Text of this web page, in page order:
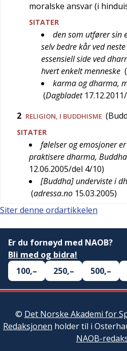
moralske ansvar (i
SITATER
den som utfører sin
selv bedre kår ved
essensiell side ved
hvert enkelt menneske (
karma og dharma,
(Dagbladet
2 RELIGION, I BUDDHISME
SITATER
følelser og emosjoner
praktisere dharma,
12.06.2005/del 4/10)
[Buddha] underviste i
(adressa.no 15.03.2005)
Siter denne ordartikkelen
Er du fornøyd med NAOB?
Bli med og bidra!
100,–
250,– 500,–
© Det Norske Akademi for
Redaksjonen holder til i
NAOB-